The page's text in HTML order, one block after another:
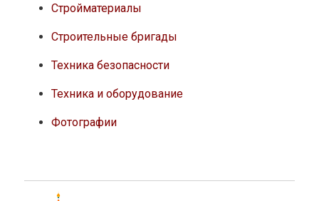
Стройматериалы
Строительные бригады
Техника безопасности
Техника и оборудование
Фотографии